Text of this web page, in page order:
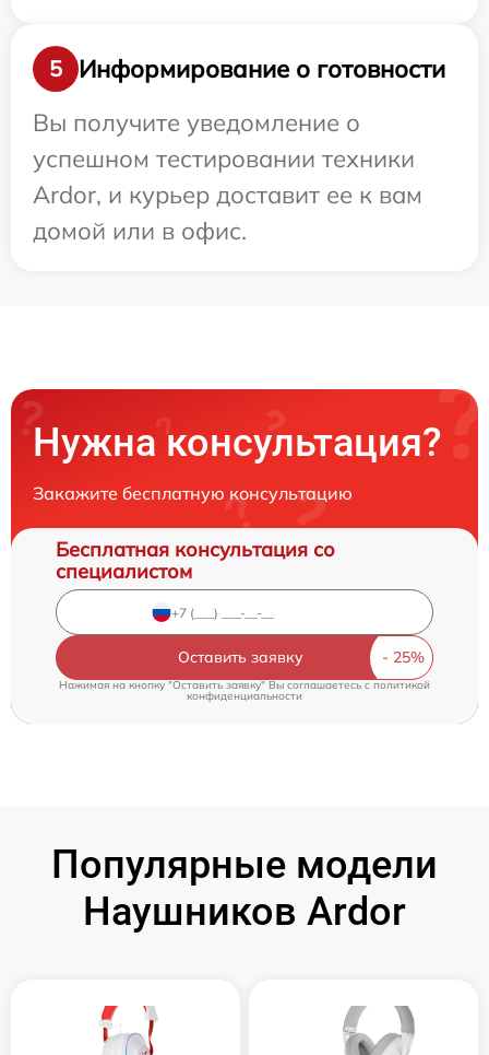
5
Информирование о готовности
Вы получите уведомление о
успешном тестировании техники
Ardor, и курьер доставит ее к вам
домой или в офис.
Нужна консультация?
Закажите бесплатную консультацию
Бесплатная консультация со
специалистом
Оставить заявку
Нажимая на кнопку "Оставить заявку" Вы соглашаетесь cполитикой
конфиденциальности
Популярные модели
Наушников Ardor